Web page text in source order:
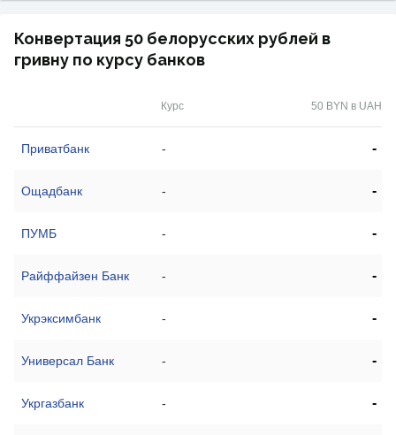
Конвертация 50 белорусских рублей в
гривну по курсу банков
Курс 50 BYN в UAH
Приватбанк - -
Ощадбанк - -
ПУМБ - -
Райффайзен Банк - -
Укрэксимбанк - -
Универсал Банк - -
Укргазбанк - -